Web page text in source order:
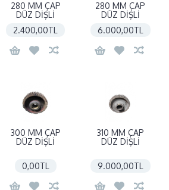
280 MM ÇAP
DÜZ DİŞLİ
2.400,00TL
280 MM ÇAP
DÜZ DİŞLİ
6.000,00TL
300 MM ÇAP
DÜZ DİŞLİ
0,00TL
310 MM ÇAP
DÜZ DİŞLİ
9.000,00TL